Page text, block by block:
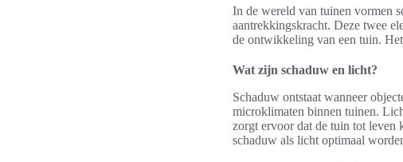
In de wereld van tuinen vormen
aantrekkingskracht. Deze twee
de ontwikkeling van een tuin.
Wat zijn schaduw en licht?
Schaduw ontstaat wanneer
microklimaten binnen tuinen.
zorgt ervoor dat de tuin tot leven
schaduw als licht optimaal